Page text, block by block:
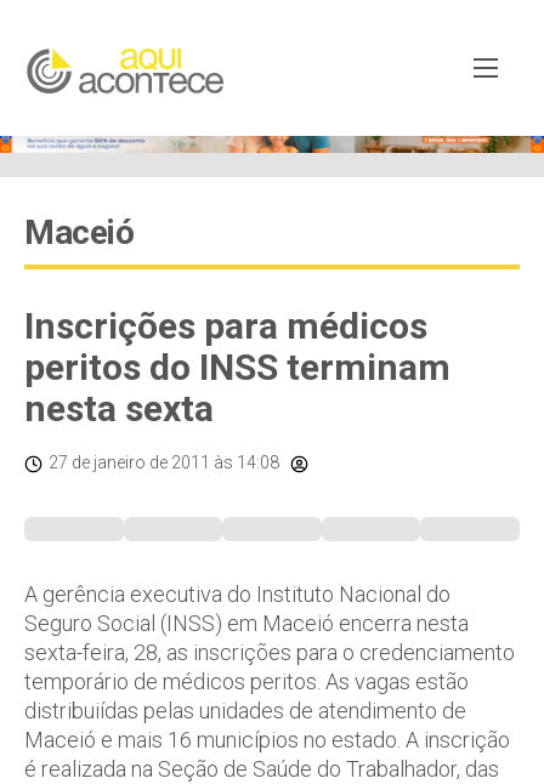
Maceió
Inscrições para médicos
peritos do INSS terminam
nesta sexta
27 de janeiro de 2011 às 14:08
A gerência executiva do Instituto Nacional do
Seguro Social (INSS) em Maceió encerra nesta
sexta-feira, 28, as inscrições para o credenciamento
temporário de médicos peritos. As vagas estão
distribuiídas pelas unidades de atendimento de
Maceió e mais 16 municípios no estado. A inscrição
é realizada na Seção de Saúde do Trabalhador, das